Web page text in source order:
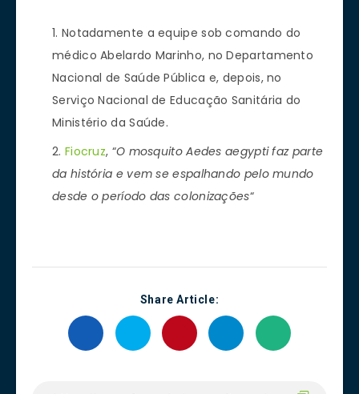
Notadamente a equipe sob comando do
médico Abelardo Marinho, no Departamento
Nacional de Saúde Pública e, depois, no
Serviço Nacional de Educação Sanitária do
Ministério da Saúde.
Fiocruz, “O mosquito Aedes aegypti faz parte
da história e vem se espalhando pelo mundo
desde o período das colonizações“
Share Article: